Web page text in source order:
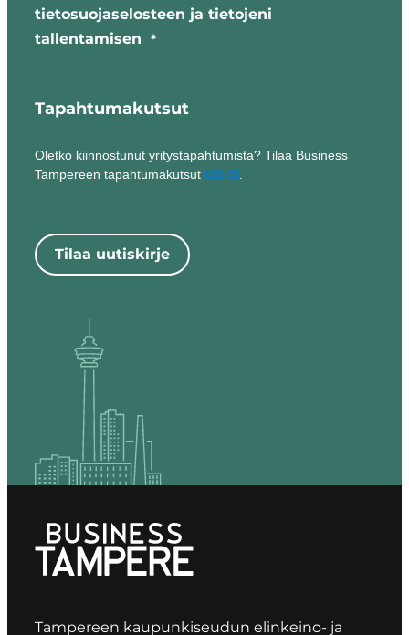
tietosuojaselosteen ja tietojeni
tallentamisen
*
Tapahtumakutsut
Oletko kiinnostunut yritystapahtumista? Tilaa Business
Tampereen tapahtumakutsut täältä.
Tilaa uutiskirje
Tampereen kaupunkiseudun elinkeino- ja